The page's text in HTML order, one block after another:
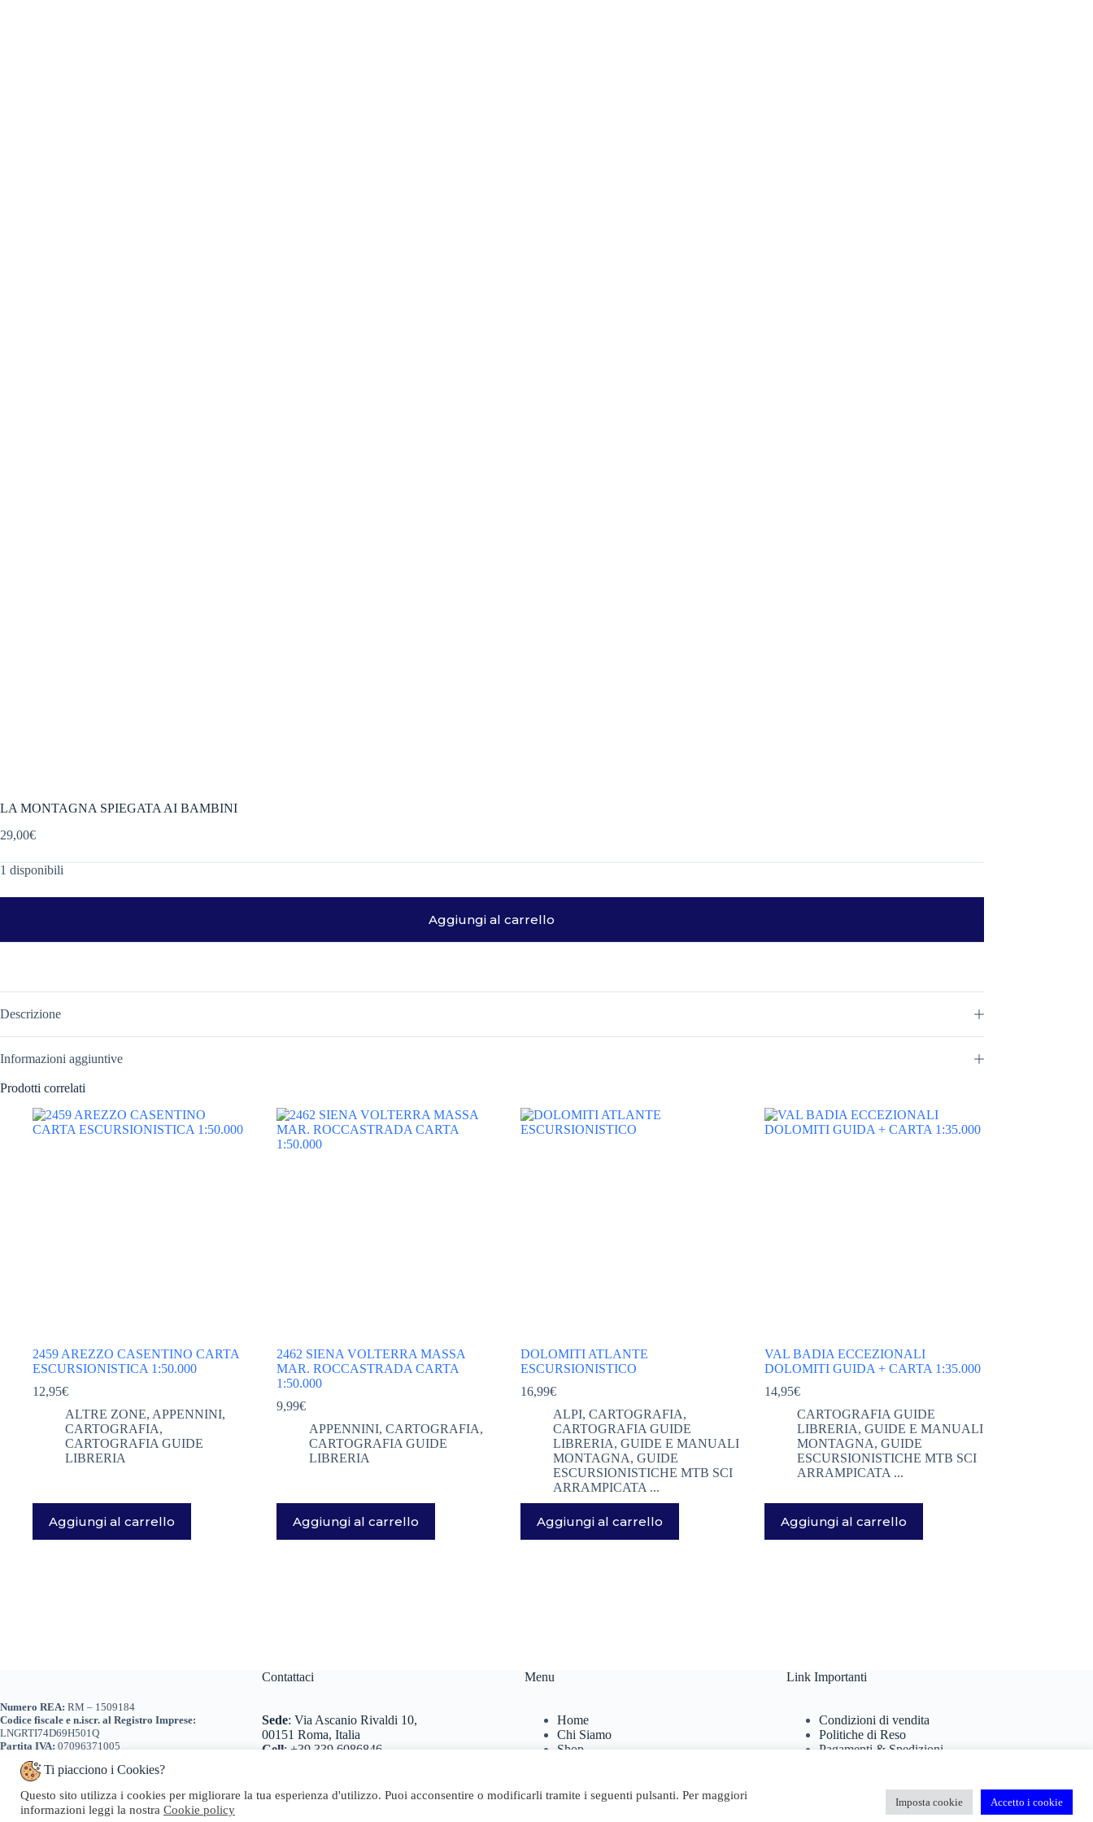
LA MONTAGNA SPIEGATA AI BAMBINI
29,00€
1 disponibili
Aggiungi al carrello
Descrizione
Informazioni aggiuntive
Prodotti correlati
2459 AREZZO CASENTINO CARTA
ESCURSIONISTICA 1:50.000
12,95€
ALTRE ZONE, APPENNINI,
CARTOGRAFIA,
CARTOGRAFIA GUIDE
LIBRERIA
Aggiungi al carrello
2462 SIENA VOLTERRA MASSA
MAR. ROCCASTRADA CARTA
1:50.000
9,99€
APPENNINI, CARTOGRAFIA,
CARTOGRAFIA GUIDE
LIBRERIA
Aggiungi al carrello
DOLOMITI ATLANTE
ESCURSIONISTICO
16,99€
ALPI, CARTOGRAFIA,
CARTOGRAFIA GUIDE
LIBRERIA, GUIDE E MANUALI
MONTAGNA, GUIDE
ESCURSIONISTICHE MTB SCI
ARRAMPICATA ...
Aggiungi al carrello
VAL BADIA ECCEZIONALI
DOLOMITI GUIDA + CARTA 1:35.000
14,95€
CARTOGRAFIA GUIDE
LIBRERIA, GUIDE E MANUALI
MONTAGNA, GUIDE
ESCURSIONISTICHE MTB SCI
ARRAMPICATA ...
Aggiungi al carrello
Numero REA: RM – 1509184
Codice fiscale e n.iscr. al Registro Imprese:
LNGRTI74D69H501Q
Partita IVA: 07096371005
Contattaci
Sede:Via Ascanio Rivaldi 10,
00151 Roma, Italia
Cell:+39 339 6086846
Email:info@geosta.it
Menu
Home
Chi Siamo
Shop
Link Importanti
Condizioni di vendita
Politiche di Reso
Pagamenti & Spedizioni
Cookie Policy
Domande Frequenti
Ti piacciono i Cookies?
Questo sito utilizza i cookies per migliorare la tua esperienza d'utilizzo. Puoi acconsentire o modificarli tramite i seguenti pulsanti. Per maggiori
informazioni leggi la nostra Cookie policy
Imposta cookie Accetto i cookie